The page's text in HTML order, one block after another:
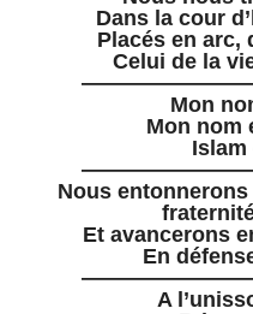
Dans la cour
Placés en
Celui de la
Mon
Mon nom
Islam
Nous
Et avancerons
En
A